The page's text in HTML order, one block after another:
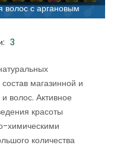
волос с аргановым
рецептов
3
магазинной и
волос. Активное
красоты
химическими
количества